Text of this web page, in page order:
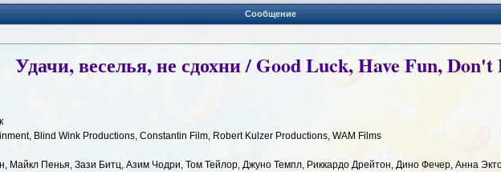
Сообщение
Удачи, веселья, не сдохни / Good Luck, Have Fun, Don't
Blind Wink Productions, Constantin Film, Robert Kulzer Productions, WAM Films
Майкл Пенья, Зази Битц, Азим Чодри, Том Тейлор, Джуно Темпл, Риккардо Дрейтон, Дино Фечер, Анна